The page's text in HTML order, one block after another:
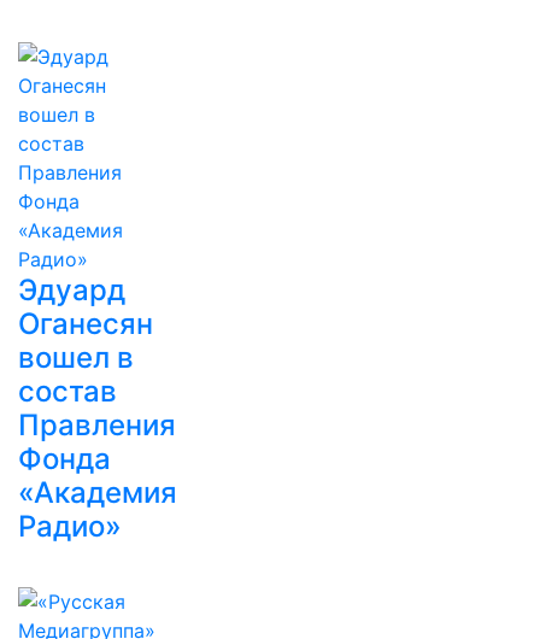
Эдуард
Оганесян
вошел в
состав
Правления
Фонда
«Академия
Радио»